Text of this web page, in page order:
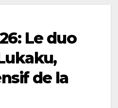
Le duo
de la